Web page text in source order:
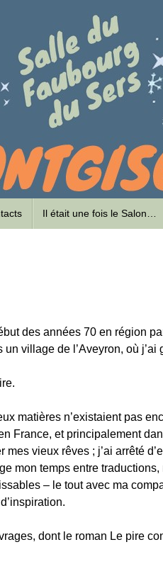
Il était une fois le Salon…
des années 70 en région
village de l’Aveyron, où j’ai
matières n’existaient pas
France, et principalement
vieux rêves ; j’ai arrêté
mon temps entre
– le tout avec ma
dont le roman Le pire